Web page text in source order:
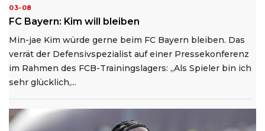
03-08
FC Bayern: Kim will bleiben
Min-jae Kim würde gerne beim FC Bayern bleiben. Das
verrät der Defensivspezialist auf einer Pressekonferenz
im Rahmen des FCB-Trainingslagers: „Als Spieler bin ich
sehr glücklich,...